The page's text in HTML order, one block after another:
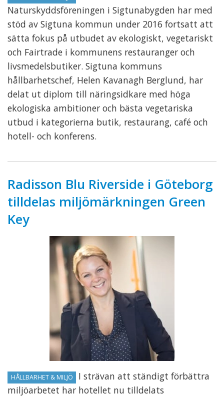
Naturskyddsföreningen i Sigtunabygden har med
stöd av Sigtuna kommun under 2016 fortsatt att
sätta fokus på utbudet av ekologiskt, vegetariskt
och Fairtrade i kommunens restauranger och
livsmedelsbutiker. Sigtuna kommuns
hållbarhetschef, Helen Kavanagh Berglund, har
delat ut diplom till näringsidkare med höga
ekologiska ambitioner och bästa vegetariska
utbud i kategorierna butik, restaurang, café och
hotell- och konferens.
Radisson Blu Riverside i Göteborg
tilldelas miljömärkningen Green
Key
HÅLLBARHET & MILJÖ
I strävan att ständigt förbättra
miljöarbetet har hotellet nu tilldelats